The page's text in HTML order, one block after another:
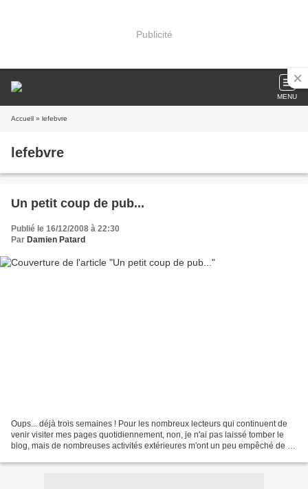
Publicité
MENU
Accueil » lefebvre
lefebvre
Un petit coup de pub...
Publié le 16/12/2008 à 22:30
Par Damien Patard
Oups... déjà trois semaines ! Pour les nombreux lecteurs qui continuent de
venir visiter mes pages quotidiennement, non, je n'ai pas laissé tomber le
blog, mais de nombreuses activités extérieures m'ont un peu empêché de le